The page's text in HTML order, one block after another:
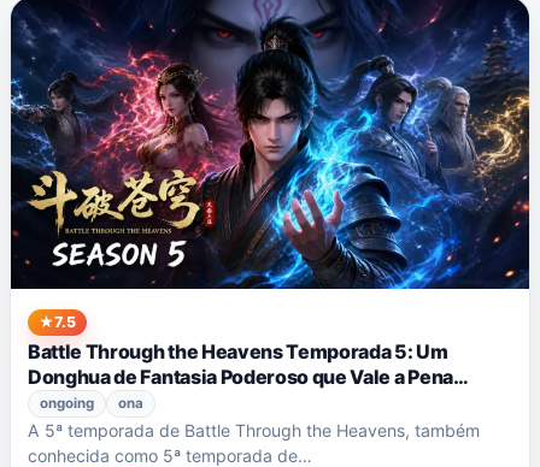
7.5
Battle Through the Heavens Temporada 5: Um
Donghua de Fantasia Poderoso que Vale a Pena
Assistir
ongoing ona
A 5ª temporada de Battle Through the Heavens, também
conhecida como 5ª temporada de…